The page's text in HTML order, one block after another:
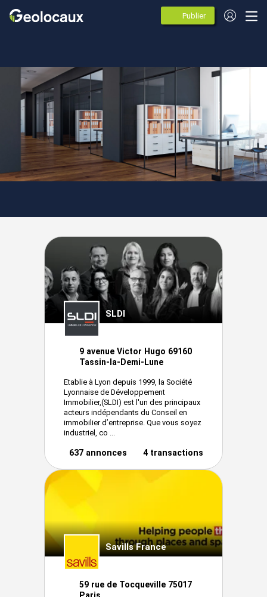
Publier
des
annonces
Auvergne-Rhône-Alpes Lyon
Agences spécialistes de
l'immobilier d'entreprise à Lyon 2
(69002)
15 agences immobileres
SLDI
9 avenue Victor Hugo 69160
Tassin-la-Demi-Lune
Etablie à Lyon depuis 1999, la Société
Lyonnaise de Développement
Immobilier,(SLDI) est l'un des principaux
acteurs indépendants du Conseil en
immobilier d’entreprise. Que vous soyez
industriel, co ...
637 annonces 4 transactions
Savills France
59 rue de Tocqueville 75017